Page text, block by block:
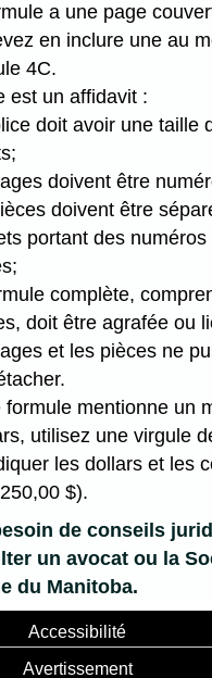
a une page
en inclure une au
4C.
est un affidavit :
doit avoir une taille
doivent être
doivent être
portant des numéros
complète,
doit être agrafée ou
et les pièces ne
formule mentionne un
utilisez une virgule
les dollars et les
$).
de conseils
un avocat ou la
du Manitoba.
Accessibilité
Avertissement